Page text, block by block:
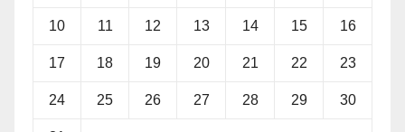
10 11 12 13 14 15 16
17 18 19 20 21 22 23
24 25 26 27 28 29 30